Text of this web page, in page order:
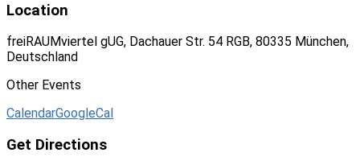
Location
freiRAUMviertel gUG, Dachauer Str. 54 RGB, 80335 München,
Deutschland
Other Events
CalendarGoogleCal
Get Directions